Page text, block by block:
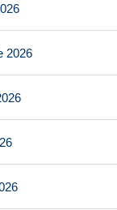
2026